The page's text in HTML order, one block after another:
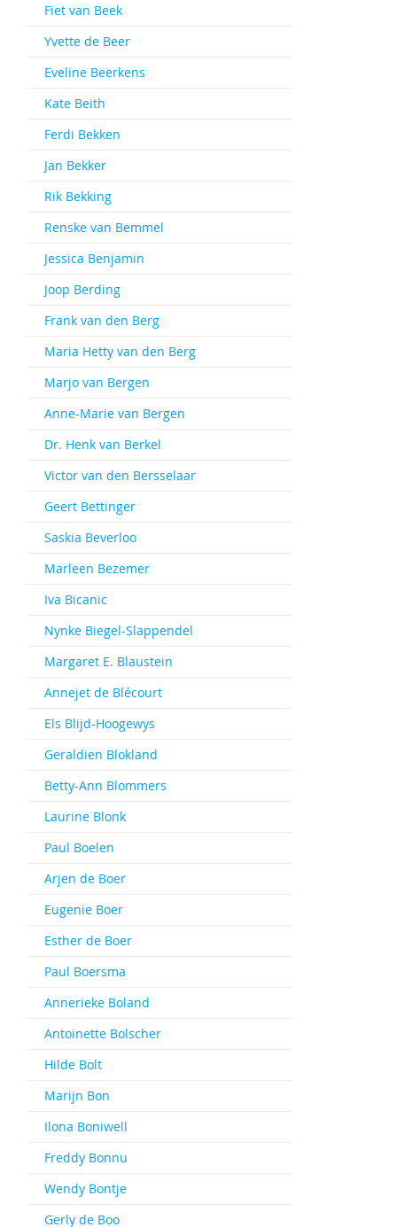
Fiet van Beek
Yvette de Beer
Eveline Beerkens
Kate Beith
Ferdi Bekken
Jan Bekker
Rik Bekking
Renske van Bemmel
Jessica Benjamin
Joop Berding
Frank van den Berg
Maria Hetty van den Berg
Marjo van Bergen
Anne-Marie van Bergen
Dr. Henk van Berkel
Victor van den Bersselaar
Geert Bettinger
Saskia Beverloo
Marleen Bezemer
Iva Bicanic
Nynke Biegel-Slappendel
Margaret E. Blaustein
Annejet de Blécourt
Els Blijd-Hoogewys
Geraldien Blokland
Betty-Ann Blommers
Laurine Blonk
Paul Boelen
Arjen de Boer
Eugenie Boer
Esther de Boer
Paul Boersma
Annerieke Boland
Antoinette Bolscher
Hilde Bolt
Marijn Bon
Ilona Boniwell
Freddy Bonnu
Wendy Bontje
Gerly de Boo